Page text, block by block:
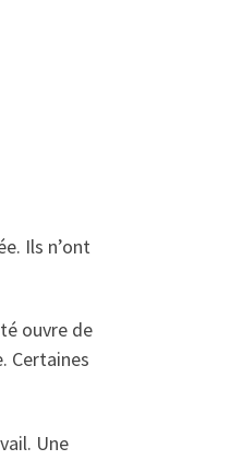
Ils n’ont
ouvre de
Certaines
Une